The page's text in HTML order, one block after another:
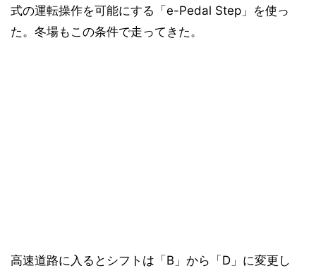
式の運転操作を可能にする「e-Pedal Step」を使っ
た。冬場もこの条件で走ってきた。
高速道路に入るとシフトは「B」から「D」に変更し